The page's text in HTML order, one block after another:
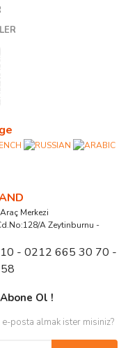
Merkezi
A Zeytinburnu -
- 0212 665 30 70 -
Ol !
posta almak ister misiniz?